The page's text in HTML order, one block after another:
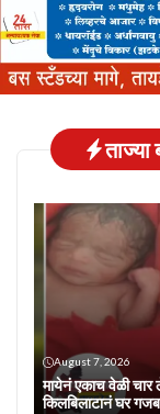
ताज्या
August 7, 2026
मायेनं एकाच वेळी चार
किलबिलाटानं घर